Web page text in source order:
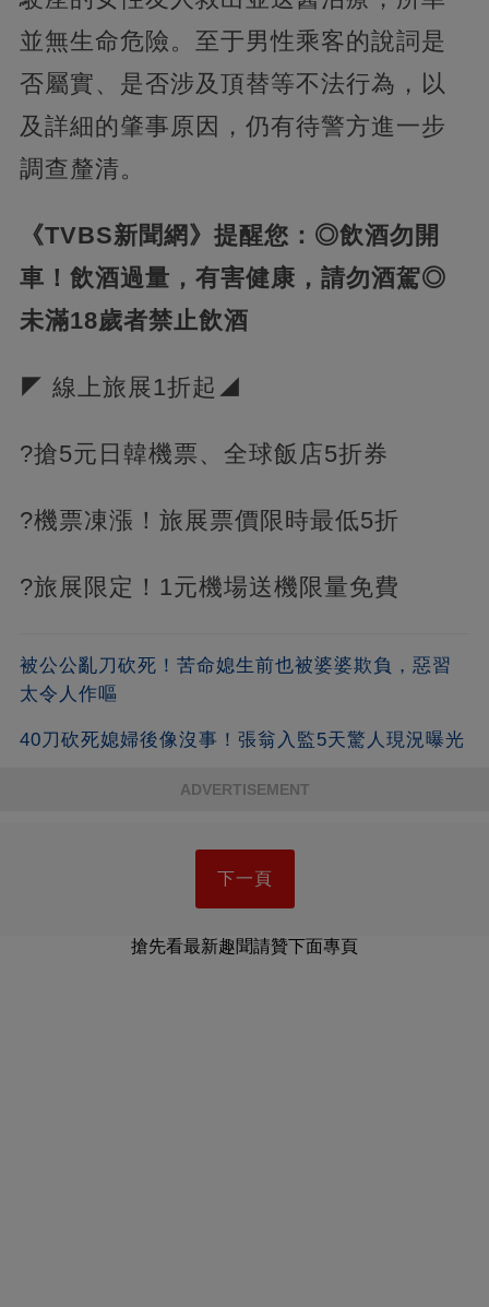
並無生命危險。至于男性乘客的說詞是
否屬實、是否涉及頂替等不法行為，以
及詳細的肇事原因，仍有待警方進一步
調查釐清。
《TVBS新聞網》提醒您：◎飲酒勿開
車！飲酒過量，有害健康，請勿酒駕◎
未滿18歲者禁止飲酒
◤ 線上旅展1折起◢
?搶5元日韓機票、全球飯店5折券
?機票凍漲！旅展票價限時最低5折
?旅展限定！1元機場送機限量免費
被公公亂刀砍死！苦命媳生前也被婆婆欺負，惡習
太令人作嘔
40刀砍死媳婦後像沒事！張翁入監5天驚人現況曝光
ADVERTISEMENT
下一頁
搶先看最新趣聞請贊下面專頁